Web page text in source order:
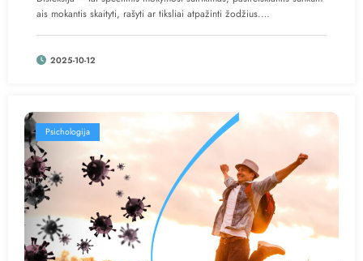
ais mokantis skaityti, rašyti ar tiksliai atpažinti žodžius.…
2025-10-12
Psichologija